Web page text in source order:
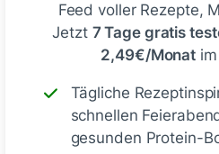
Feed voller Rezepte,
Jetzt 7 Tage gratis
2,49€/Monat
Tägliche
schnellen
gesunden Protein-